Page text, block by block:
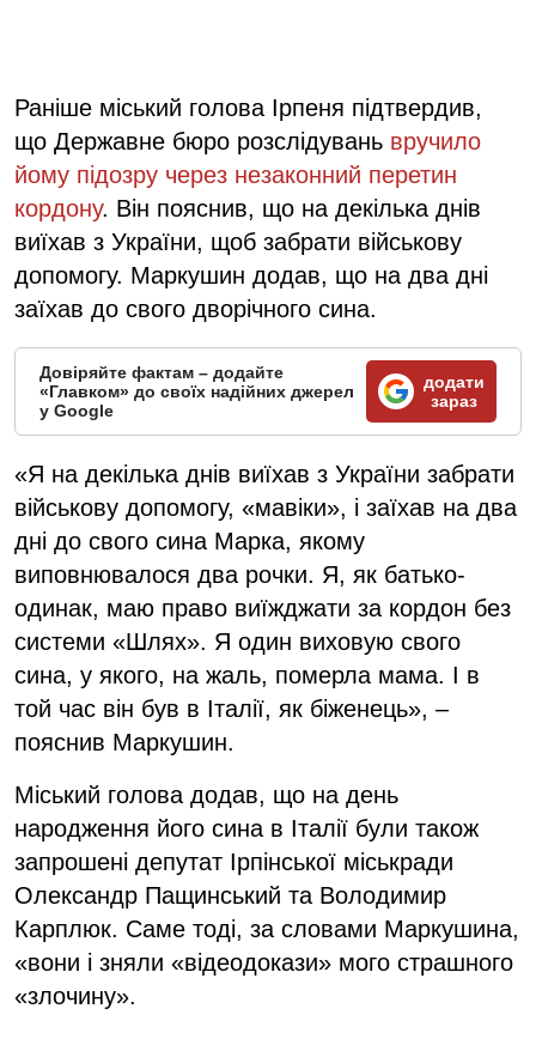
Раніше міський голова Ірпеня підтвердив,
що Державне бюро розслідувань вручило
йому підозру через незаконний перетин
кордону. Він пояснив, що на декілька днів
виїхав з України, щоб забрати військову
допомогу. Маркушин додав, що на два дні
заїхав до свого дворічного сина.
Довіряйте фактам – додайте
«Главком» до своїх надійних джерел
у Google
додати
зараз
«Я на декілька днів виїхав з України забрати
військову допомогу, «мавіки», і заїхав на два
дні до свого сина Марка, якому
виповнювалося два рочки. Я, як батько-
одинак, маю право виїжджати за кордон без
системи «Шлях». Я один виховую свого
сина, у якого, на жаль, померла мама. І в
той час він був в Італії, як біженець», –
пояснив Маркушин.
Міський голова додав, що на день
народження його сина в Італії були також
запрошені депутат Ірпінської міськради
Олександр Пащинський та Володимир
Карплюк. Саме тоді, за словами Маркушина,
«вони і зняли «відеодокази» мого страшного
«злочину».